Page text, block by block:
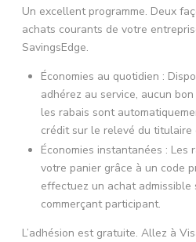
Un excellent programme. Deux
achats courants de votre
SavingsEdge.
Économies au quotidien :
adhérez au service, aucun
les rabais sont
crédit sur le relevé du titulaire
Économies instantanées : Les
votre panier grâce à un code
effectuez un achat admissible
commerçant participant.
L’adhésion est gratuite. Allez à